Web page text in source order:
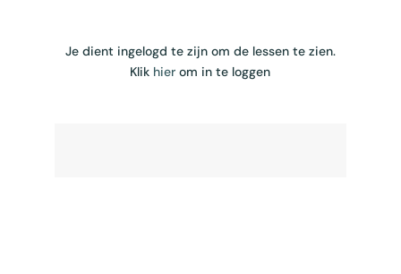
Je dient ingelogd te zijn om de lessen te zien.
Klik hier om in te loggen